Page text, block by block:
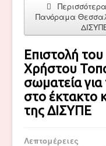
Πανόραμα
Επιστολή
Χρήστου
σωματεία
στο έκτακτο
της ΔΙΣΥΠΕ
Λεπτομέρειες